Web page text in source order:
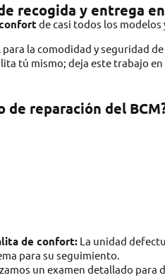
recogida y entrega
de casi todos los modelos
la comodidad y seguridad
tú mismo; deja este trabajo
de reparación del
de confort: La unidad
para su seguimiento.
un examen detallado para